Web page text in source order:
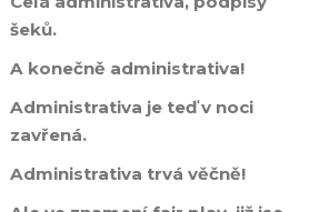
šeků.
A konečně administrativa!
Administrativa je teď v noci
zavřená.
Administrativa trvá věčně!